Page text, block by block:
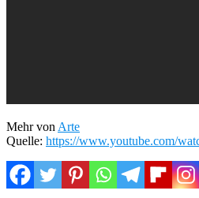
Mehr von Arte
Quelle: https://www.youtube.com/